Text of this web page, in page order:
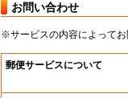
お問い合わせ
※サービスの内容によってお
郵便サービスについて